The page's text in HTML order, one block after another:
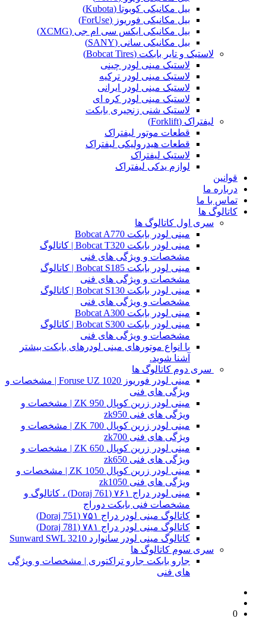
بیل مکانیکی کوبوتا (Kubota)
بیل مکانیکی فوریوز (ForUse)
بیل مکانیکی ایکس سی ام جی (XCMG)
بیل مکانیکی سانی (SANY)
لاستیک و تایر بابکت (Bobcat Tires)
لاستیک مینی لودر چینی
لاستیک مینی لودر ترکیه
لاستیک مینی لودر ایرانی
لاستیک مینی لودر کره ای
لاستیک شنی زنجیری بابکت
لیفتراک (Forklift)
قطعات موتور لیفتراک
قطعات هیدرولیکی لیفتراک
لاستیک لیفتراک
لوازم یدکی لیفتراک
قوانین
درباره ما
تماس با ما
کاتالوگ ها
سری اول کاتالوگ ها
مینی لودر بابکت Bobcat A770
مینی لودر بابکت Bobcat T320 | کاتالوگ
مشخصات و ویژگی های فنی
مینی لودر بابکت Bobcat S185 | کاتالوگ
مشخصات و ویژگی های فنی
مینی لودر بابکت Bobcat S130 | کاتالوگ
مشخصات و ویژگی های فنی
مینی لودر بابکت Bobcat A300
مینی لودر بابکت Bobcat S300 | کاتالوگ
مشخصات و ویژگی های فنی
با انواع موتورهای مینی لودرهای بابکت بیشتر
آشنا شوید.
سری دوم کاتالوگ ها
مینی لودر فوریوز Foruse UZ 1020 | مشخصات و
ویژگی های فنی
مینی لودر زرین کوپال ZK 950 | مشخصات و
ویژگی های فنی zk950
مینی لودر زرین کوپال ZK 700 | مشخصات و
ویژگی های فنی zk700
مینی لودر زرین کوپال ZK 650 | مشخصات و
ویژگی های فنی zk650
مینی لودر زرین کوپال ZK 1050 | مشخصات و
ویژگی های فنی zk1050
مینی لودر دراج ۷۶۱ (Doraj 761) ، کاتالوگ و
مشخصات فنی بابکت دوراج
کاتالوگ مینی لودر دراج ۷۵۱ (Doraj 751)
کاتالوگ مینی لودر دراج ۷۸۱ (Doraj 781)
کاتالوگ مینی لودر سانوارد Sunward SWL 3210
سری سوم کاتالوگ ها
جارو بابکت جارو تراکتوری | مشخصات و ویژگی
های فنی
0